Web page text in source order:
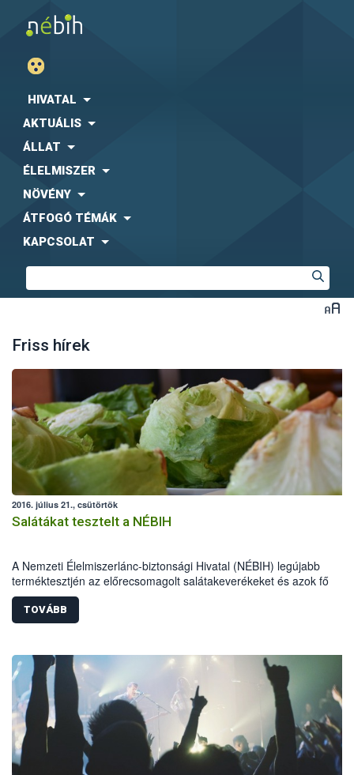
HIVATAL
AKTUÁLIS
ÁLLAT
ÉLELMISZER
NÖVÉNY
ÁTFOGÓ TÉMÁK
KAPCSOLAT
Friss hírek
2016. július 21., csütörtök
Salátákat tesztelt a NÉBIH
A Nemzeti Élelmiszerlánc-biztonsági Hivatal (NÉBIH) legújabb
terméktesztjén az előrecsomagolt salátakeverékeket és azok fő
összetevőjét, a jégsalátákat vizsgálta. A Szupermenta projektben 35
terméket ellenőrzött a hatóság. A laboratóriumi vizsgálatok alapján
valamennyi megfelelő volt. Jelölési hiba miatt 10 előrecsomagolt
szakemberek, a jégsalátáknál pedig nem engedélyezett hatóanyag
használata okán indul hatósági eljárás.
TOVÁBB